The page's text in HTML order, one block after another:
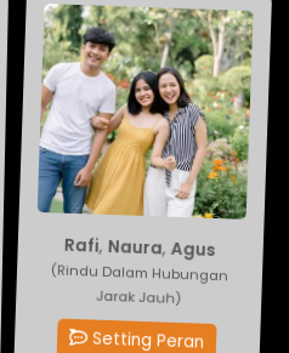
Rafi ,Naura ,Agus
(Rindu Dalam Hubungan
Jarak Jauh)
Setting Peran